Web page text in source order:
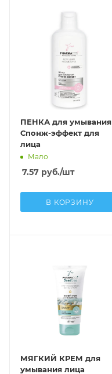
ПЕНКА для умывания
Спонж-эффект для
лица
Мало
7.57 руб./шт
В КОРЗИНУ
МЯГКИЙ КРЕМ для
умывания лица